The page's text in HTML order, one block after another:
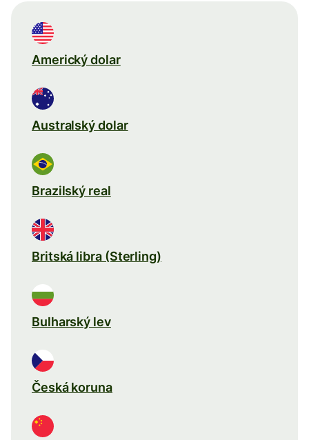
Americký dolar
Australský dolar
Brazilský real
Britská libra (Sterling)
Bulharský lev
Česká koruna